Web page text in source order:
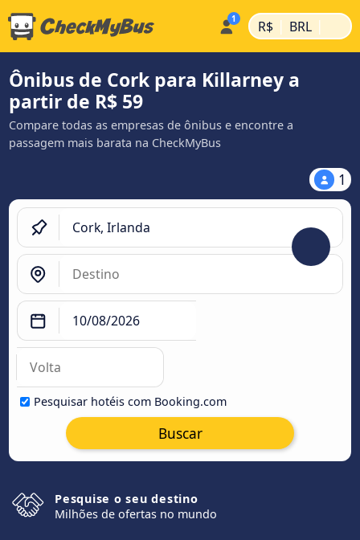
R$ | BRL |
Ônibus de Cork para Killarney a
partir de R$ 59
Compare todas as empresas de ônibus e encontre a
passagem mais barata na CheckMyBus
1
Pesquisar hotéis com Booking.com
Buscar
Pesquise o seu destino
Milhões de ofertas no mundo